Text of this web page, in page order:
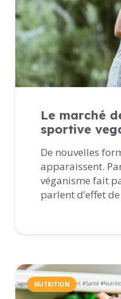
Le marché
sportive
De nouvelles
apparaissent.
véganisme fait
parlent d’effet
NUTRITION